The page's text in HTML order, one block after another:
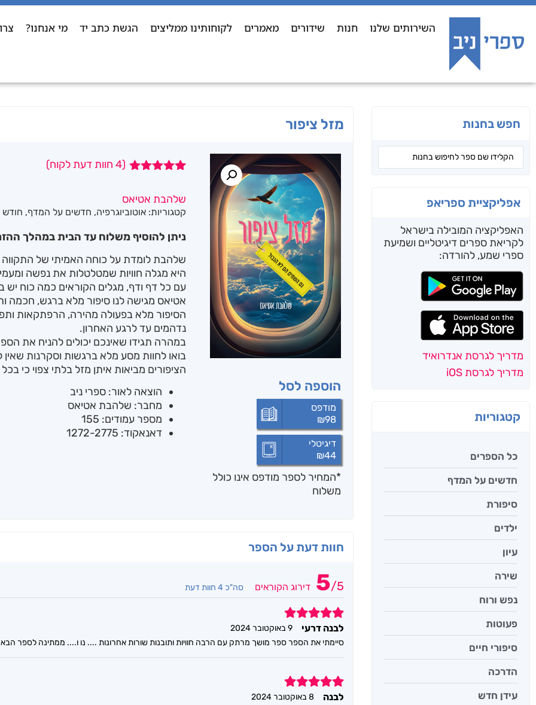
השירותים שלנו חנות שידורים מאמרים לקוחותינו ממליצים הגשת כתב יד מי אנחנו?
חפש בחנות
אפליקציית ספריאפ
האפליקציה המובילה בישראל
לקריאת ספרים דיגיטליים ושמיעת
ספרי שמע, להורדה:
מדריך לגרסת אנדרואיד
מדריך לגרסת iOS
קטגוריות
כל הספרים
חדשים על המדף
סיפורת
ילדים
עיון
שירה
נפש ורוח
פעוטות
סיפורי חיים
הדרכה
עידן חדש
מזל ציפור
הוספה לסל
מודפס
₪98
דיגיטלי
₪44
*המחיר לספר מודפס אינו כולל
משלוח
מבוסס על
דירוגים של
(
4 חוות דעת לקוח)
שלהבת אטיאס
קטגוריות: אוטוביוגרפיה, חדשים על המדף,
ניתן להוסיף משלוח עד הבית במהלך
היא מגלה חוויות שמטלטלות את נפשה
עם כל דף ודף, מגלים הקוראים כמה כוח
אטיאס מגישה לנו סיפור מלא ברגש, חכמה
הסיפור מלא בפעולה מהירה, הרפתקאות
נדהמים עד לרגע האחרון.
במהרה תגידו שאינכם יכולים להניח את
בואו לחוות מסע מלא ברגשות וסקרנות שאין
הציפורים מביאות איתן מזל בלתי צפוי כי
הוצאה לאור: ספרי ניב
מחבר: שלהבת אטיאס
מספר עמודים: 155
דאנאקוד: 1272-2775
חוות דעת על הספר
5/5 דירוג הקוראים סה"כ 4 חוות דעת
5
לבנה דרעי
9 באוקטובר 2024
סיימתי את הספר ספר מושך מרתק עם הרבה חוויות ותובנות שורות אחרונות .... נו ו.... ממתינה לספר הבא
5
לבנה
8 באוקטובר 2024